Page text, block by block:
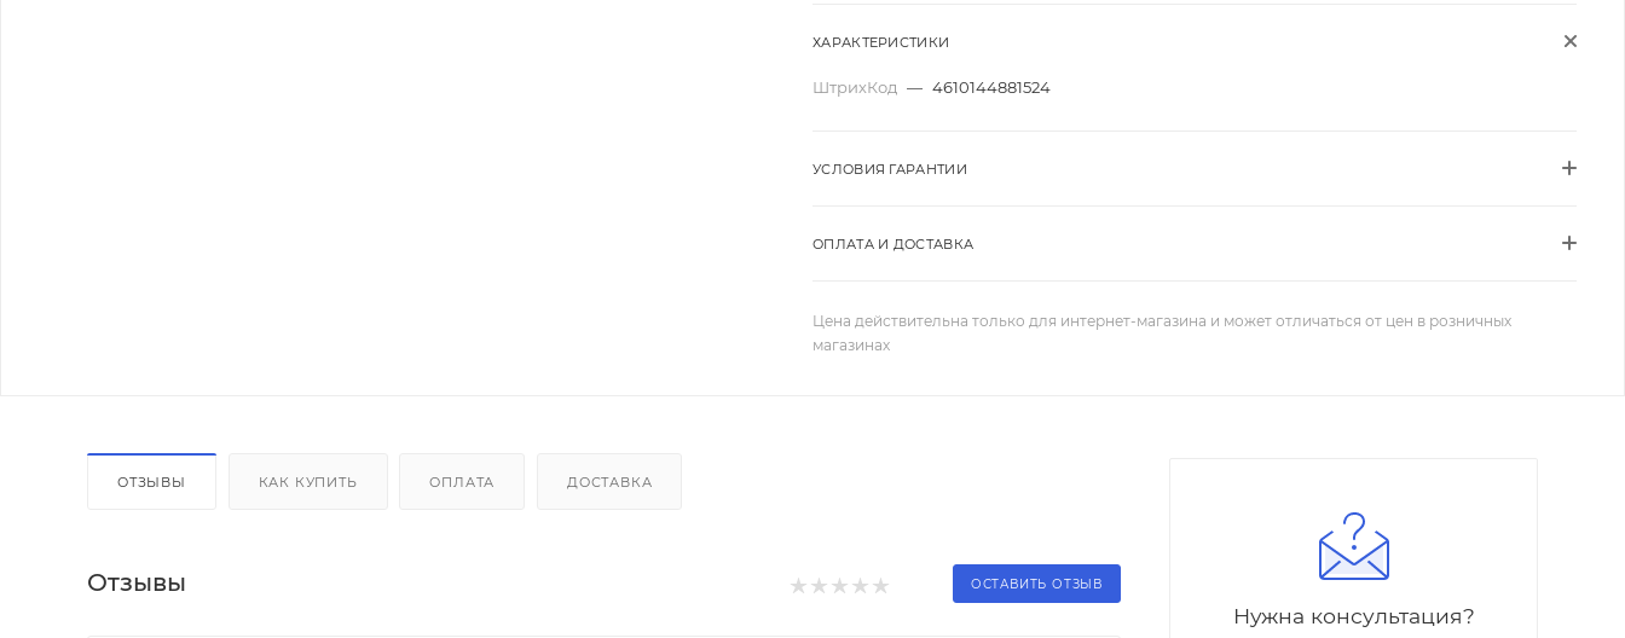
ХАРАКТЕРИСТИКИ
ШтрихКод — 4610144881524
УСЛОВИЯ ГАРАНТИИ
ОПЛАТА И ДОСТАВКА
Цена действительна только для интернет-магазина и может отличаться от цен в розничных
магазинах
ОТЗЫВЫ КАК КУПИТЬ ОПЛАТА ДОСТАВКА
Отзывы ОСТАВИТЬ ОТЗЫВ
Нужна консультация?